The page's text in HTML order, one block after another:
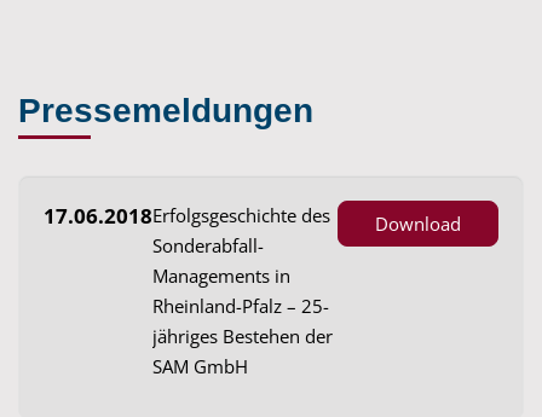
Pressemeldungen
17.06.2018Erfolgsgeschichte des
Sonderabfall-
Managements in
Rheinland-Pfalz – 25-
jähriges Bestehen der
SAM GmbH
Download